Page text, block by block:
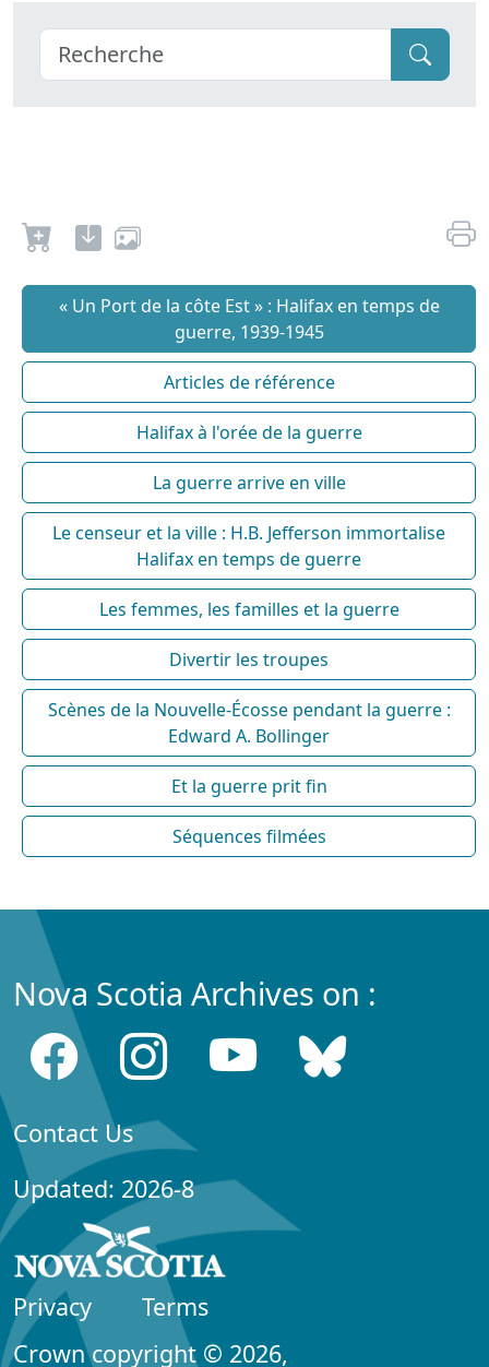
« Un Port de la côte Est » : Halifax en temps de
guerre, 1939-1945
Articles de référence
Halifax à l'orée de la guerre
La guerre arrive en ville
Le censeur et la ville : H.B. Jefferson immortalise
Halifax en temps de guerre
Les femmes, les familles et la guerre
Divertir les troupes
Scènes de la Nouvelle-Écosse pendant la guerre :
Edward A. Bollinger
Et la guerre prit fin
Séquences filmées
Nova Scotia Archives on :
Contact Us
Updated: 2026-8
Privacy
Terms
Crown copyright © 2026,